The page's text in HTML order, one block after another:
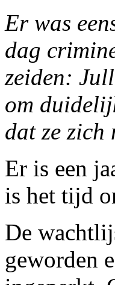
Er was
dag
zeiden:
om
dat ze
Er is een
is het tijd
De
geworden